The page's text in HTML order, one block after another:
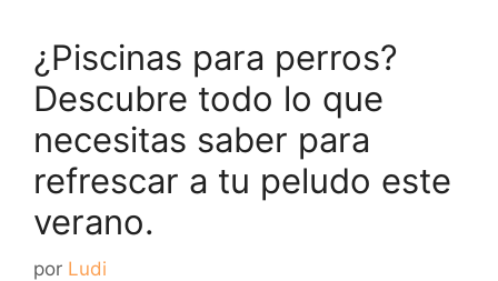
¿Piscinas para perros?
Descubre todo lo que
necesitas saber para
refrescar a tu peludo este
verano.
por Ludi